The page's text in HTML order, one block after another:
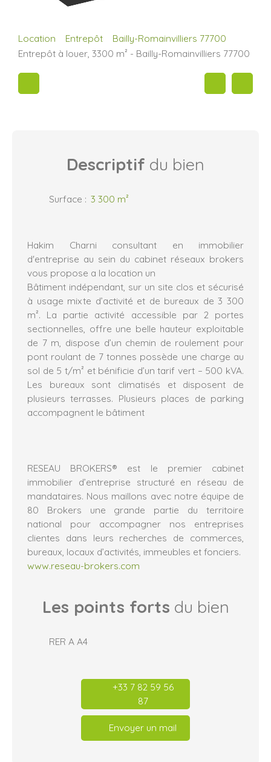
Location Entrepôt
Bailly-Romainvilliers 77700
Entrepôt à louer, 3300 m² - Bailly-Romainvilliers 77700
Descriptif du bien
Surface : 3 300 m²
Hakim Charni consultant en immobilier
d'entreprise au sein du cabinet réseaux brokers
vous propose a la location un
Bâtiment indépendant, sur un site clos et sécurisé
à usage mixte d’activité et de bureaux de 3 300
m². La partie activité accessible par 2 portes
sectionnelles, offre une belle hauteur exploitable
de 7 m, dispose d’un chemin de roulement pour
pont roulant de 7 tonnes possède une charge au
sol de 5 t/m² et bénificie d’un tarif vert – 500 kVA.
Les bureaux sont climatisés et disposent de
plusieurs terrasses. Plusieurs places de parking
accompagnent le bâtiment
RESEAU BROKERS® est le premier cabinet
immobilier d’entreprise structuré en réseau de
mandataires. Nous maillons avec notre équipe de
80 Brokers une grande partie du territoire
national pour accompagner nos entreprises
clientes dans leurs recherches de commerces,
bureaux, locaux d’activités, immeubles et fonciers.
www.reseau-brokers.com
Les points forts du bien
RER A A4
+33 7 82 59 56
87
Envoyer un mail